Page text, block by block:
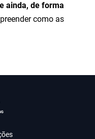
ainda, de forma
como as